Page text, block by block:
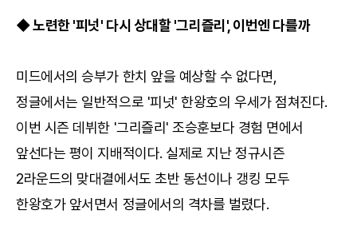
◆ 노련한 '피넛' 다시 상대할 '그리즐리', 이번엔 다를까
미드에서의 승부가 한치 앞을 예상할 수 없다면,
정글에서는 일반적으로 '피넛' 한왕호의 우세가 점쳐진다.
이번 시즌 데뷔한 '그리즐리' 조승훈보다 경험 면에서
앞선다는 평이 지배적이다. 실제로 지난 정규시즌
2라운드의 맞대결에서도 초반 동선이나 갱킹 모두
한왕호가 앞서면서 정글에서의 격차를 벌렸다.